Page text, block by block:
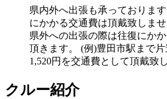
県内外へ出張も承っておりま
にかかる交通費は頂戴致しま
県外への出張の際は往復にか
頂きます。 (例)豊田市駅まで
1,520円を交通費として頂戴致
クルー紹介